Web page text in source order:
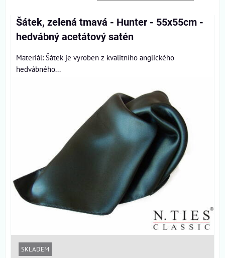
Mřížka
Šátek, zelená tmavá - Hunter - 55x55cm -
hedvábný acetátový satén
Materiál: Šátek je vyroben z kvalitního anglického
hedvábného...
SKLADEM